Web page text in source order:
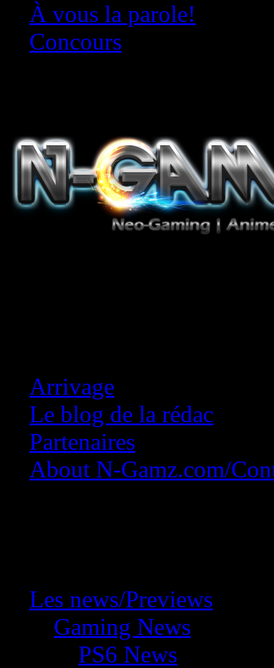
À vous la parole!
Concours
Arrivage
Le blog de la rédac
Partenaires
About N-Gamz.com/
Les news/Previews
Gaming News
PS6 News